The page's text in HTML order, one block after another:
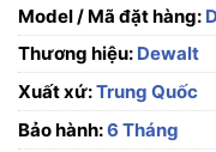
Model / Mã đặt hàng:
Thương hiệu: Dewalt
Xuất xứ:Trung Quốc
Bảo hành:6 Tháng